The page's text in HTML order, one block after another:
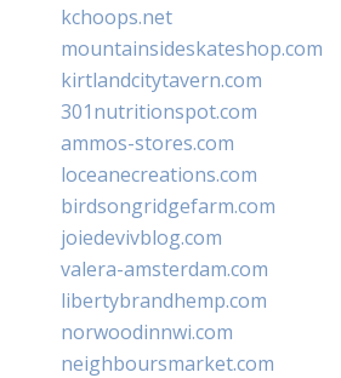
kchoops.net
mountainsideskateshop.com
kirtlandcitytavern.com
301nutritionspot.com
ammos-stores.com
loceanecreations.com
birdsongridgefarm.com
joiedevivblog.com
valera-amsterdam.com
libertybrandhemp.com
norwoodinnwi.com
neighboursmarket.com